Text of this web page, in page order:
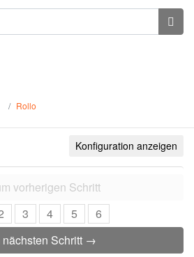
Rollo
Konfiguration anzeigen
vorherigen Schritt
3 4 5
6
nächsten Schritt →